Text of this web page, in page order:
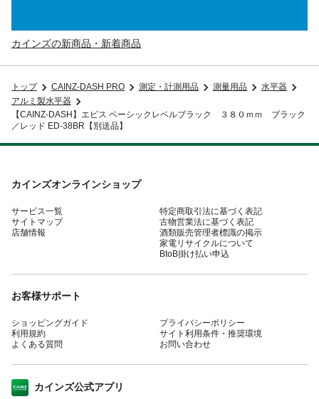
カインズの新商品・新着商品
トップ CAINZ-DASH PRO 測定・計測用品 測量用品
水平器
アルミ製水平器
【CAINZ-DASH】エビス ベーシックレベルブラック ３８０ｍｍ ブラック
／レッド ED-38BR【別送品】
カインズオンラインショップ
サービス一覧
サイトマップ
店舗情報
特定商取引法に基づく表記
古物営業法に基づく表記
酒類販売管理者標識の掲示
家電リサイクルについて
BtoB掛け払い申込
お客様サポート
ショッピングガイド
利用規約
よくある質問
プライバシーポリシー
サイト利用条件・推奨環境
お問い合わせ
カインズ公式アプリ